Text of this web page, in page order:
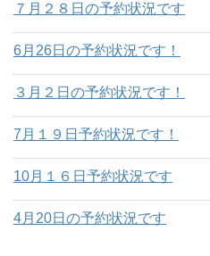
７月２８日の予約状況です
6月26日の予約状況です！
３月２日の予約状況です！
7月１９日予約状況です！
10月１６日予約状況です
4月20日の予約状況です